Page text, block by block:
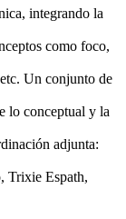
integrando la
como foco,
Un conjunto de
lo conceptual y la
adjunta:
Trixie Espath,